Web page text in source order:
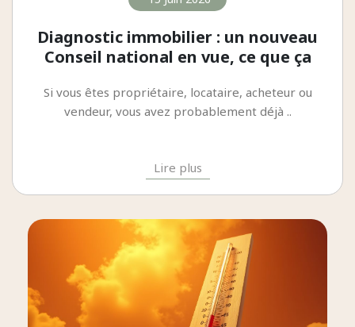
Diagnostic immobilier : un nouveau
Conseil national en vue, ce que ça
Si vous êtes propriétaire, locataire, acheteur ou
vendeur, vous avez probablement déjà ..
Lire plus